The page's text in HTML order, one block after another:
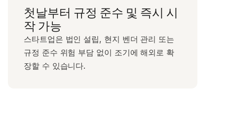
첫날부터 규정 준수 및 즉시 시
작 가능
스타트업은 법인 설립, 현지 벤더 관리 또는
규정 준수 위험 부담 없이 조기에 해외로 확
장할 수 있습니다.